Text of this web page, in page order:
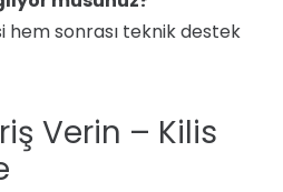
hem sonrası teknik destek
Verin – Kilis